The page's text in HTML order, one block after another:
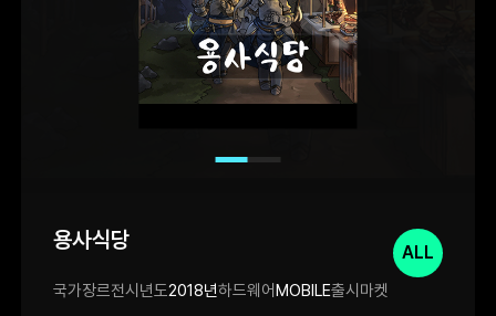
ALL
용사식당
국가장르전시년도2018년하드웨어MOBILE출시마켓